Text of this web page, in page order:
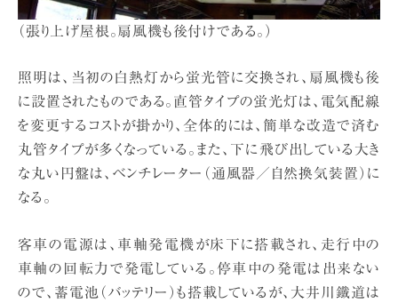
（張り上げ屋根。扇風機も後付けである。）
照明は、当初の白熱灯から蛍光管に交換され、扇風機も後
に設置されたものである。直管タイプの蛍光灯は、電気配線
を変更するコストが掛かり、全体的には、簡単な改造で済む
丸管タイプが多くなっている。また、下に飛び出している大き
な丸い円盤は、ベンチレーター（通風器／自然換気装置）に
なる。
客車の電源は、車軸発電機が床下に搭載され、走行中の
車軸の回転力で発電している。停車中の発電は出来ない
ので、蓄電池（バッテリー）も搭載しているが、大井川鐵道は